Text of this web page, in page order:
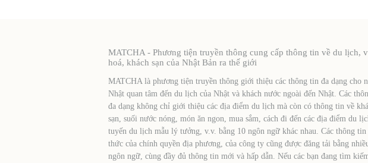
MATCHA - Phương tiện truyền thông cung cấp thông tin về du lịch,
hoá, khách sạn của Nhật Bản ra thế giới
MATCHA là phương tiện truyền thông giới thiệu các thông tin đa dạng cho
Nhật quan tâm đến du lịch của Nhật và khách nước ngoài đến Nhật. Các
đa dạng không chỉ giới thiệu các địa điểm du lịch mà còn có thông tin về
sạn, suối nước nóng, món ăn ngon, mua sắm, cách đi đến các địa điểm du
tuyến du lịch mẫu lý tưởng, v.v. bằng 10 ngôn ngữ khác nhau. Các thông tin
thức của chính quyền địa phương, của công ty cũng được đăng tải bằng
ngôn ngữ, cùng đầy đủ thông tin mới và hấp dẫn. Nếu các bạn đang tìm